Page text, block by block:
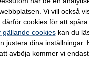
Beskrivning
Schneider Slider
Med en
Specifikationer
Varumärke:
Vi vill också
därför cookies för att
gällande cookieskan du
justera dina inställningar.
avböja kommer vi